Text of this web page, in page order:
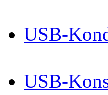
USB-
USB-